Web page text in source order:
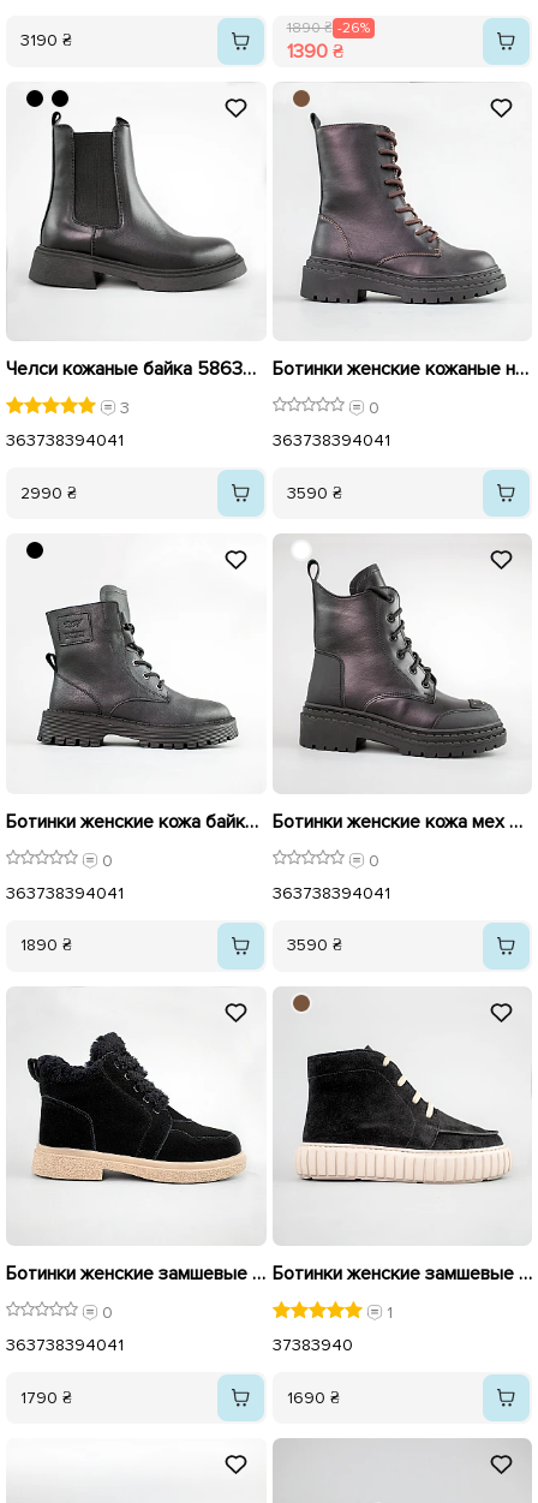
3190 ₴
1890 ₴ -26%
1390 ₴
Челси кожаные байка 586374 Черные
3
363738394041
2990 ₴
Ботинки женские кожаные на меху 592737 Черные
0
363738394041
3590 ₴
Ботинки женские кожа байка 593305 Черные
0
363738394041
1890 ₴
Ботинки женские кожа мех 592693 Черные
0
363738394041
3590 ₴
Ботинки женские замшевые мех 593246 Черные
0
363738394041
1790 ₴
Ботинки женские замшевые мех 593247 Черные
1
37383940
1690 ₴